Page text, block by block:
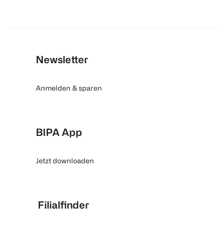
Newsletter
Anmelden & sparen
BIPA App
Jetzt downloaden
Filialfinder